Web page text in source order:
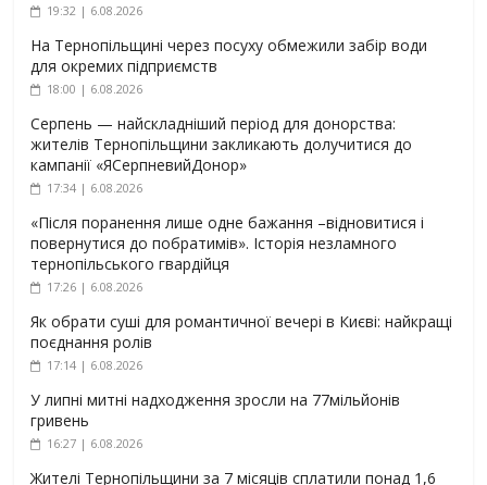
19:32 | 6.08.2026
На Тернопільщині через посуху обмежили забір води
для окремих підприємств
18:00 | 6.08.2026
Серпень — найскладніший період для донорства:
жителів Тернопільщини закликають долучитися до
кампанії «ЯСерпневийДонор»
17:34 | 6.08.2026
«Після поранення лише одне бажання –відновитися і
повернутися до побратимів». Історія незламного
тернопільського гвардійця
17:26 | 6.08.2026
Як обрати суші для романтичної вечері в Києві: найкращі
поєднання ролів
17:14 | 6.08.2026
У липні митні надходження зросли на 77мільйонів
гривень
16:27 | 6.08.2026
Жителі Тернопільщини за 7 місяців сплатили понад 1,6